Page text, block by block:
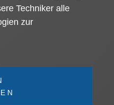
Techniker alle
zur